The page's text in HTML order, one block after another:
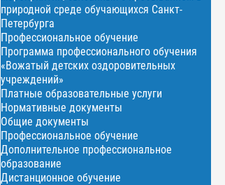
природной среде обучающихся Санкт-
Петербурга
Профессиональное обучение
Программа профессионального обучения
«Вожатый детских оздоровительных
учреждений»
Платные образовательные услуги
Нормативные документы
Общие документы
Профессиональное обучение
Дополнительное профессиональное
образование
Дистанционное обучение